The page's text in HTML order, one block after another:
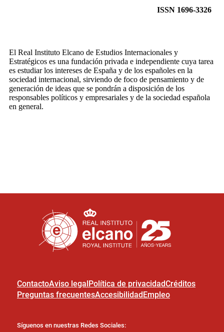
ContactoAviso legalPolítica de privacidadCréditos
Preguntas frecuentesAccesibilidadEmpleo
Síguenos en nuestras Redes Sociales: